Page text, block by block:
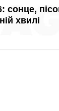
сонце,
хвилі